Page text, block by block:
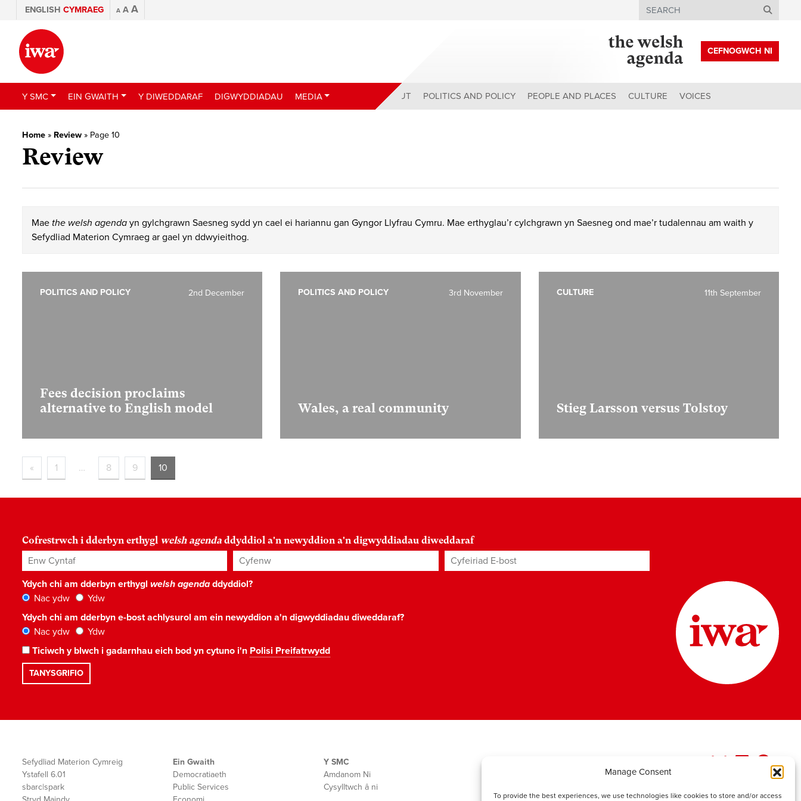
Manage Consent
To provide the best experiences, we use technologies like cookies to store and/or access
ENGLISH CYMRAEG A A A Search
CEFNOGWCH NI
Y SMC EIN GWAITH Y DIWEDDARAF DIGWYDDIADAU MEDIA ABOUT POLITICS AND POLICY PEOPLE AND PLACES CULTURE VOICES
Home » Review » Page 10
Review
Mae the welsh agenda yn gylchgrawn Saesneg sydd yn cael ei hariannu gan Gyngor Llyfrau Cymru. Mae erthyglau’r cylchgrawn yn Saesneg ond mae’r tudalennau am waith y
Sefydliad Materion Cymraeg ar gael yn ddwyieithog.
Fees decision proclaims
alternative to English model
2nd December
POLITICS AND POLICY
Wales, a real community
3rd November
POLITICS AND POLICY
Stieg Larsson versus Tolstoy
11th September
CULTURE
« 1 … 8 9 10
Cofrestrwch i dderbyn erthygl welsh agenda ddyddiol a'n newyddion a'n digwyddiadau diweddaraf
Enw Cyntaf Cyfenw Cyfeiriad E-bost*
Ydych chi am dderbyn erthygl welsh agendaddyddiol?
Nac ydw
Ydw
Ydych chi am dderbyn e-bost achlysurol am ein newyddion a'n digwyddiadau diweddaraf?
Nac ydw
Ydw
Ticiwch y blwch i gadarnhau eich bod yn cytuno i'n Polisi Preifatrwydd
Sefydliad Materion Cymreig
Ystafell 6.01
sbarc|spark
Ein Gwaith
Democratiaeth
Public Services
Y SMC
Amdanom Ni
Cysylltwch â ni